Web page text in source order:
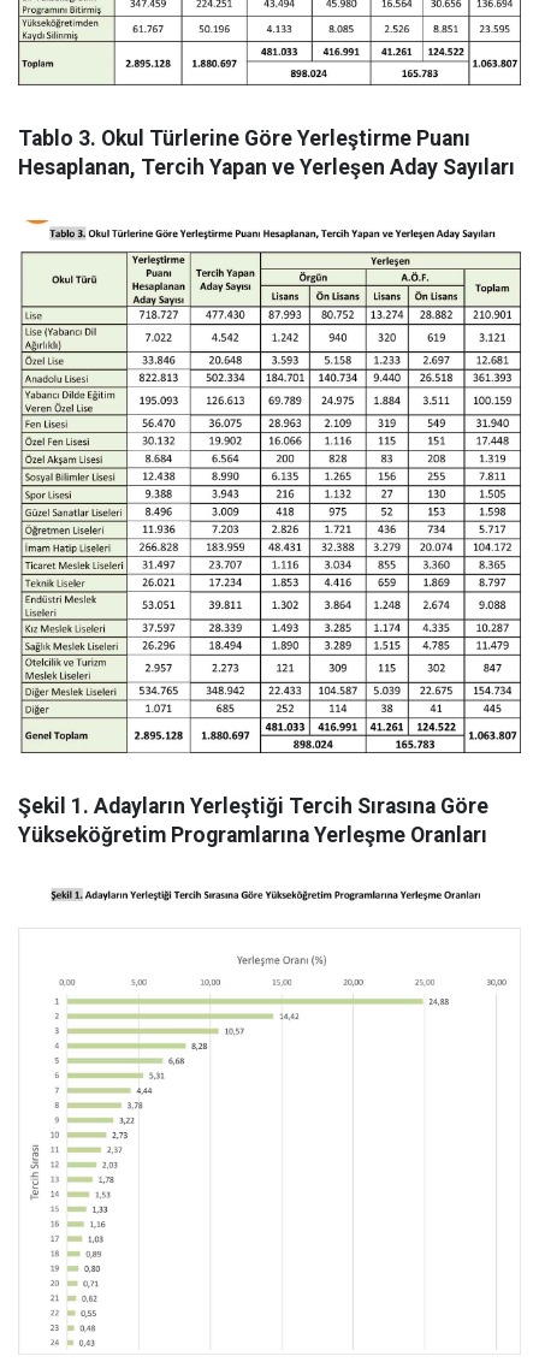
Tablo 3. Okul Türlerine Göre Yerleştirme Puanı
Hesaplanan, Tercih Yapan ve Yerleşen Aday Sayıları
Şekil 1. Adayların Yerleştiği Tercih Sırasına Göre
Yükseköğretim Programlarına Yerleşme Oranları